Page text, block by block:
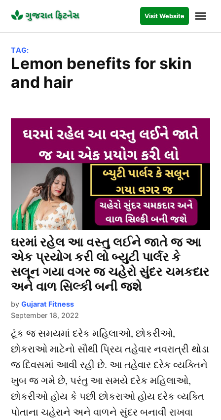
content
FITNESS
Visit Website
TAG:
lemon benefits for skin
and hair
ઘરમાં રહેલ આ વસ્તુ લઈને જાતે જ આ
એક પ્રયોગ કરી લો બ્યુટી પાર્લર કે
સલૂન ગયા વગર જ ચહેરો સુંદર ચમકદાર
અને વાળ સિલ્કી બની જશે
by Gujarat Fitness
September 18, 2022
ટૂંક જ સમયમાં દરેક મહિલાઓ, છોકરીઓ,
છોકરાઓ માટેનો સૌથી પ્રિય તહેવાર નવરાત્રી થોડા
જ દિવસમાં આવી રહી છે. આ તહેવાર દરેક વ્યક્તિને
ખુબ જ ગમે છે, પરંતુ આ સમયે દરેક મહિલાઓ,
છોકરીઓ હોય કે પછી છોકરાઓ હોય દરેક વ્યક્તિ
પોતાના ચહેરાને અને વાળને સુંદર બનાવી રાખવા